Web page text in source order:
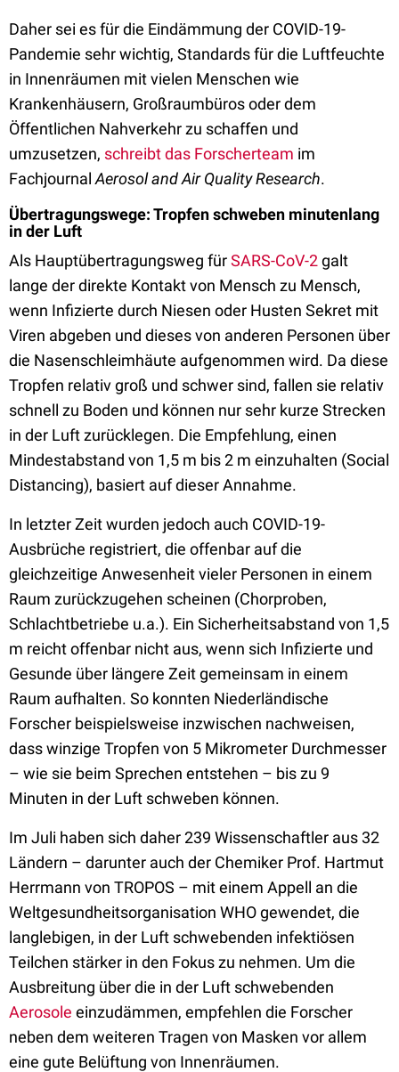
Daher sei es für die Eindämmung der COVID-19-
Pandemie sehr wichtig, Standards für die Luftfeuchte
in Innenräumen mit vielen Menschen wie
Krankenhäusern, Großraumbüros oder dem
Öffentlichen Nahverkehr zu schaffen und
umzusetzen, schreibt das Forscherteam im
Fachjournal Aerosol and Air Quality Research.
Übertragungswege: Tropfen schweben minutenlang
in der Luft
Als Hauptübertragungsweg fürSARS-CoV-2galt
lange der direkte Kontakt von Mensch zu Mensch,
wenn Infizierte durch Niesen oder Husten Sekret mit
Viren abgeben und dieses von anderen Personen über
die Nasenschleimhäute aufgenommen wird. Da diese
Tropfen relativ groß und schwer sind, fallen sie relativ
schnell zu Boden und können nur sehr kurze Strecken
in der Luft zurücklegen. Die Empfehlung, einen
Mindestabstand von 1,5 m bis 2 m einzuhalten (Social
Distancing), basiert auf dieser Annahme.
In letzter Zeit wurden jedoch auch COVID-19-
Ausbrüche registriert, die offenbar auf die
gleichzeitige Anwesenheit vieler Personen in einem
Raum zurückzugehen scheinen (Chorproben,
Schlachtbetriebe u.a.). Ein Sicherheitsabstand von 1,5
m reicht offenbar nicht aus, wenn sich Infizierte und
Gesunde über längere Zeit gemeinsam in einem
Raum aufhalten. So konnten Niederländische
Forscher beispielsweise inzwischen nachweisen,
dass winzige Tropfen von 5 Mikrometer Durchmesser
– wie sie beim Sprechen entstehen – bis zu 9
Minuten in der Luft schweben können.
Im Juli haben sich daher 239 Wissenschaftler aus 32
Ländern – darunter auch der Chemiker Prof. Hartmut
Herrmann von TROPOS – mit einem Appell an die
Weltgesundheitsorganisation WHO gewendet, die
langlebigen, in der Luft schwebenden infektiösen
Teilchen stärker in den Fokus zu nehmen. Um die
Ausbreitung über die in der Luft schwebenden
Aerosole einzudämmen, empfehlen die Forscher
neben dem weiteren Tragen von Masken vor allem
eine gute Belüftung von Innenräumen.